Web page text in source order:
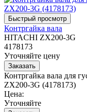
Контргайка вала
HITACHI ZX200-3G
4178173
Уточняйте цену
Контргайка вала для
ZX200-3G (4178173)
Цена:
Уточняйте